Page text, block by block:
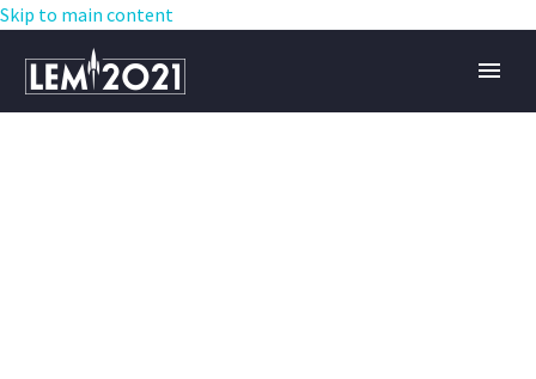
Skip to main content